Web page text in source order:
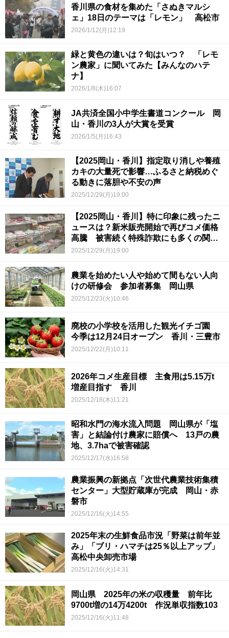
香川県の食材を集めた「さぬきマルシ
ェ」18日のテーマは「レモン」 高松市
2026/1/12(月)12:19
緑と黄色の違いは？旬はいつ？ 「レモ
ン農家」に聞いてみた【みんなのハテ
ナ】
2026/1/8(木)16:07
JA共済全国小中学生書道コンクール 岡
山・香川の3人が大賞を受賞
2026/1/5(月)16:43
【2025岡山・香川】指定取り消しや養殖
カキの大量死で影響…ふるさと納税めぐ
る動きに落胆や不安の声
2025/12/29(月)19:00
【2025岡山・香川】特に印象に残ったニ
ュースは？新米販売開始で再びコメ価格
高騰 被害続く特殊詐欺にも多くの関心
が
2025/12/29(月)19:00
農業を始めたい人や始めて間もない人向
けの研修会 参加者募集 岡山県
2025/12/23(火)10:46
廃校の小学校を活用した観光イチゴ園
今季は12月24日オープン 香川・三豊市
2025/12/22(月)10:11
2026年コメ生産目標 主食用は5.15万t
増産目指す 香川
2025/12/18(木)11:21
昭和水門の海水流入問題 岡山県が「塩
害」と結論付け農家に賠償へ 13戸の農
地、3.7haで被害確認
2025/12/17(水)16:58
農業振興の新拠点「次世代農業技術集積
センター」大型貯蔵庫が完成 岡山・赤
磐市
2025/12/16(火)14:55
2025年末の生鮮食品市況「野菜は前年並
み」「ブリ・ハマチは25％以上アップ」
高松中央卸売市場
2025/12/16(火)14:31
岡山県 2025年の米の収穫量 前年比
9700t増の14万4200t 作況単収指数103
2025/12/16(火)11:48